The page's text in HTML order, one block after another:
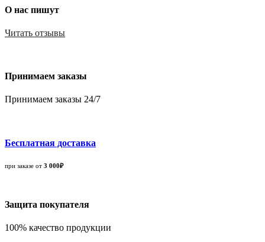
О нас пишут
Читать отзывы
Принимаем заказы
Принимаем заказы 24/7
Бесплатная доставка
при заказе от 3 000₽
Защита покупателя
100% качество продукции